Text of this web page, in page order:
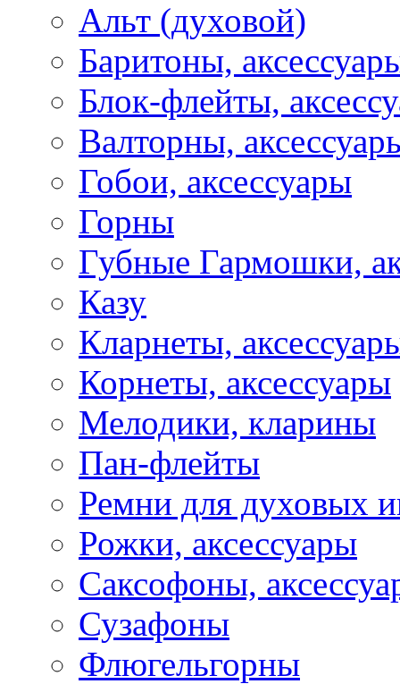
Альт (духовой)
Баритоны,
Блок-флейты,
Валторны,
Гобои, аксессуары
Горны
Губные Гармошки,
Казу
Кларнеты,
Корнеты, аксессуары
Мелодики, кларины
Пан-флейты
Ремни для духовых
Рожки, аксессуары
Саксофоны,
Сузафоны
Флюгельгорны